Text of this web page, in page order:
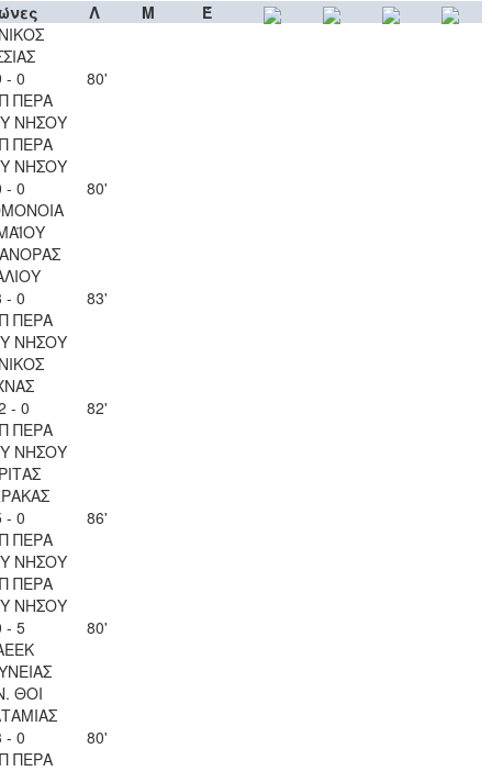
Λ Μ
Έ
- 0
ΠΕΡΑ
ΝΗΣΟΥ
80'
ΠΕΡΑ
ΝΗΣΟΥ
- 0
80'
- 0
ΠΕΡΑ
ΝΗΣΟΥ
83'
- 0
ΠΕΡΑ
ΝΗΣΟΥ
82'
- 0
ΠΕΡΑ
ΝΗΣΟΥ
86'
ΠΕΡΑ
ΝΗΣΟΥ
- 5
80'
ΘΟΙ
- 0
ΠΕΡΑ
80'